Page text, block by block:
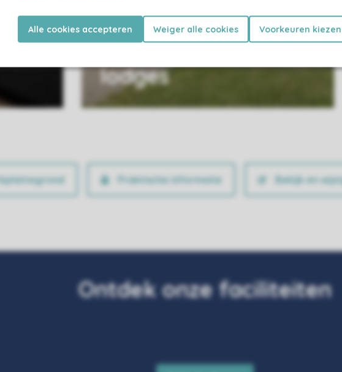
Alle cookies accepteren Weiger alle cookies Voorkeuren kiezen
Bungalows en
lodges
Praktische informatie Bekijk en